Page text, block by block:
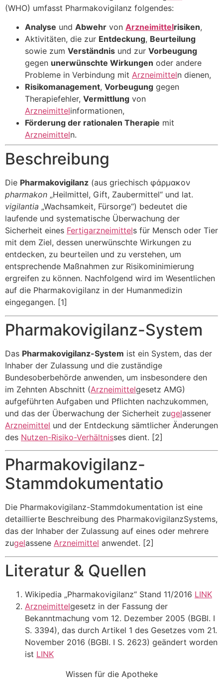
(WHO) umfasst Pharmakovigilanz folgendes:
Analyse und Abwehr von Arzneimittelrisiken,
Aktivitäten, die zur Entdeckung, Beurteilung
sowie zum Verständnis und zur Vorbeugung
gegen unerwünschte Wirkungen oder andere
Probleme in Verbindung mit Arzneimitteln dienen,
Risikomanagement, Vorbeugung gegen
Therapiefehler, Vermittlung von
Arzneimittelinformationen,
Förderung der rationalen Therapie mit
Arzneimitteln.
Beschreibung
Die Pharmakovigilanz (aus griechisch φάρμακον
pharmakon „Heilmittel, Gift, Zaubermittel“ und lat.
vigilantia „Wachsamkeit, Fürsorge“) bedeutet die
laufende und systematische Überwachung der
Sicherheit eines Fertigarzneimittels für Mensch oder Tier
mit dem Ziel, dessen unerwünschte Wirkungen zu
entdecken, zu beurteilen und zu verstehen, um
entsprechende Maßnahmen zur Risikominimierung
ergreifen zu können. Nachfolgend wird im Wesentlichen
auf die Pharmakovigilanz in der Humanmedizin
eingegangen. [1]
Pharmakovigilanz-System
Das Pharmakovigilanz-System ist ein System, das der
Inhaber der Zulassung und die zuständige
Bundesoberbehörde anwenden, um insbesondere den
im Zehnten Abschnitt (Arzneimittelgesetz AMG)
aufgeführten Aufgaben und Pflichten nachzukommen,
und das der Überwachung der Sicherheit zugelassener
Arzneimittel und der Entdeckung sämtlicher Änderungen
des Nutzen-Risiko-Verhältnisses dient. [2]
Pharmakovigilanz-
Stammdokumentatio
Die Pharmakovigilanz-Stammdokumentation ist eine
detaillierte Beschreibung des PharmakovigilanzSystems,
das der Inhaber der Zulassung auf eines oder mehrere
zugelassene Arzneimittel anwendet. [2]
Literatur & Quellen
Wikipedia „Pharmakovigilanz“ Stand 11/2016 LINK
Arzneimittelgesetz in der Fassung der
Bekanntmachung vom 12. Dezember 2005 (BGBl. I
S. 3394), das durch Artikel 1 des Gesetzes vom 21.
November 2016 (BGBl. I S. 2623) geändert worden
ist LINK
Wissen für die Apotheke